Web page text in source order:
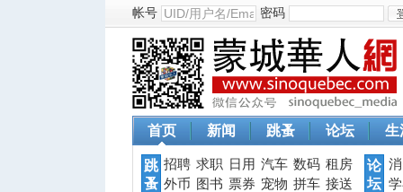
帐号 密码
首页 新闻 跳蚤 论坛 生
跳
蚤
招聘 求职 日用 汽车 数码 租房
外币
图书 票券 宠物 拼车 接送
论
坛